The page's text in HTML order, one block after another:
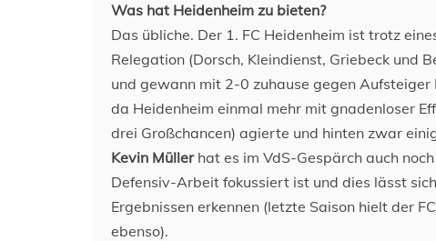
Was hat Heidenheim zu bieten?
Das übliche. Der 1. FC Heidenheim ist trotz
Relegation (Dorsch, Kleindienst, Griebeck und
und gewann mit 2-0 zuhause gegen Aufsteiger
da Heidenheim einmal mehr mit gnadenloser
drei Großchancen) agierte und hinten zwar
Kevin Müllerhat es im VdS-Gespärch auch
Defensiv-Arbeit fokussiert ist und dies lässt
Ergebnissen erkennen (letzte Saison hielt der
ebenso).